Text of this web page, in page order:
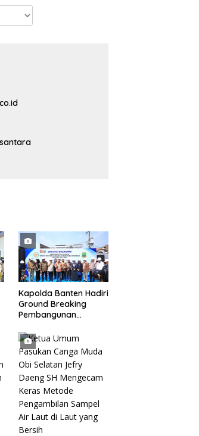
Kapolda Banten Hadiri
Ground Breaking
Pembangunan
di Ibu Kota Provinsi
Banten